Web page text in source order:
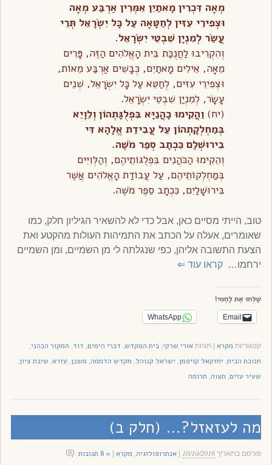
מְאָה דִּכְרִין מָאתַיִן אִמְּרִין אַרְבַּע מְאָה
וּצְפִירֵי עִזִּין לְחַטָּאָה עַל כָּל יִשְׂרָאֵל תְּרֵי
עֲשַׂר לְמִנְיָן שִׁבְטֵי יִשְׂרָאֵל.
וְהִקְרִיבוּ לַחֲנֻכַּת בֵּית הָאֱלֹהִים הַזֶּה, פָּרִים
מֵאָה, אֵילִים מָאתַיִם, כְּבָשִׁים אַרְבַּע מֵאוֹת,
וּצְפִירֵי עִזִּים, לְחַטֵּא עַל כָּל יִשְׂרָאֵל, שְׁנֵים
עָשָׂר, לְמִנְיַן שִׁבְטֵי יִשְׂרָאֵל.
(יח)וַהֲקִימוּ כָהֲנַיָּא בִּפְלֻגָּתְהוֹן וְלֵוָיֵא
בְּמַחְלְקָתְהוֹן עַל עֲבִידַת אֱלָהָא דִּי
בִירוּשְׁלֶם כִּכְתָב סְפַר מֹשֶׁה.
וְהֵקִימוּ הַכֹּהֲנִים בִּפְלֻגּוֹתֵיהֶם, וְהַלְּוִיִּים
בְּמַחְלְקוֹתֵיהֶם, עַל עֲבוֹדַת הָאֱלֹהִים אֲשֶׁר
בִּירוּשָׁלַיִם, כִּכְתָב סֵפֶר מֹשֶׁה.
טוב, הייתי מסיים כאן, אבל כדי לא להשאיר הגיליון חלק, כמו
שאומרים, אעלה על הכתב את התמיהות העולות מהקטע ואת
הצעת התשובה אליהן, כפי שנגלתה לי מן השמיים, ומן השמיים
ירחמו…קראו עוד⇐
שַׁלְּחוּ אֶת לַחְמִי!
Email
WhatsApp
קטגוריות מקרא |תגיותאורי שרקי,בית המקדש, דברי הימים, דוד, המקור הכהני,
חנוכת הבית, יחזקאל קויפמן, ישראל קנוהל, מקדש הדממה, משכן, עזרא, שיבת ציון,
שעיר עזים, תצוה, תרומה
מה לעזאזל?… (חלק ב)
פורסם בתאריך10/10/2016
|אנתרופולוגיה, מקרא » 8 תגובות